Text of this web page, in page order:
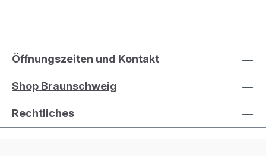
Öffnungszeiten und Kontakt
Shop Braunschweig
Rechtliches